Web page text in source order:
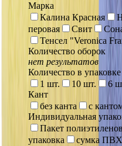
Марка
Калина Красная
перовая
Свит
Тенсел "Veronica
Количество оборок
нет результатов
Количество в упаковке
1 шт.
10 шт. 6
Кант
без канта
с
Индивидуальная
Пакет
упаковка
сумка